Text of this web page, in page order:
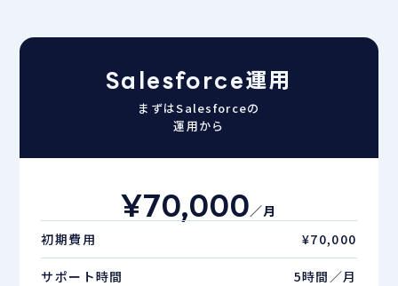
Salesforce運用
まずはSalesforceの
運用から
¥70,000／月
初期費用
¥70,000
サポート時間
5時間／月